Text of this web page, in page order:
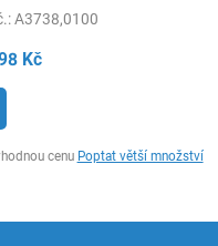
: A3738,0100
Kč
cenu Poptat větší množství